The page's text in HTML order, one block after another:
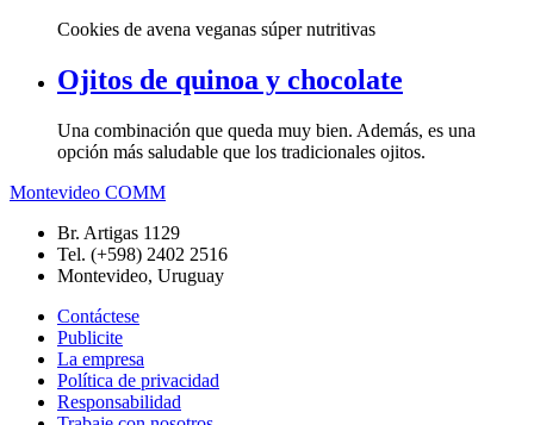
Cookies de avena veganas súper nutritivas
Ojitos de quinoa y chocolate
Una combinación que queda muy bien. Además, es una
opción más saludable que los tradicionales ojitos.
Montevideo COMM
Br. Artigas 1129
Tel. (+598) 2402 2516
Montevideo, Uruguay
Contáctese
Publicite
La empresa
Política de privacidad
Responsabilidad